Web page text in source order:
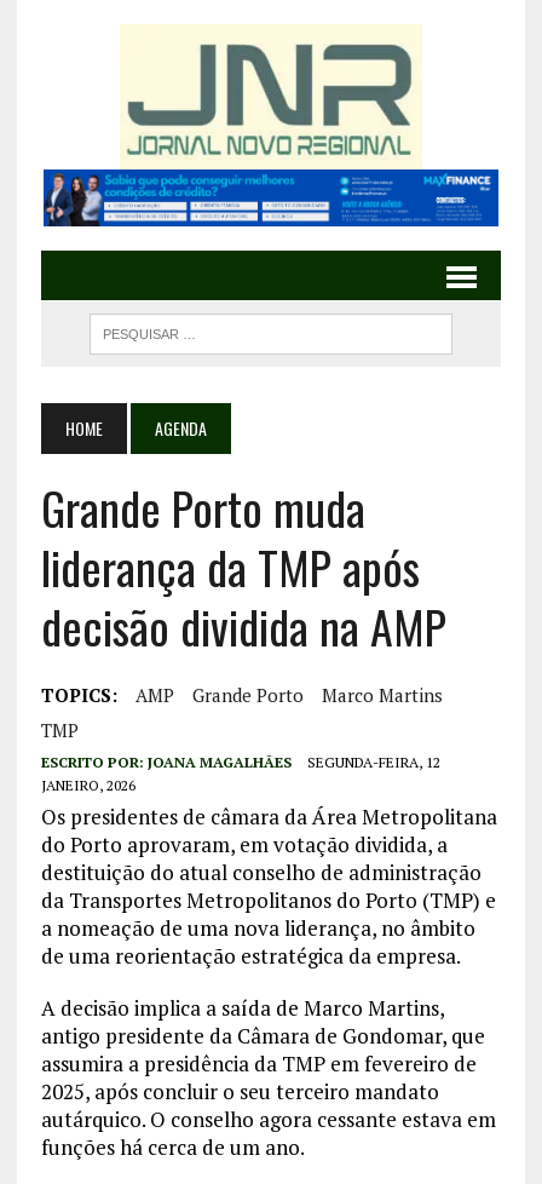
HOME AGENDA
Grande Porto muda
liderança da TMP após
decisão dividida na AMP
TOPICS: AMP Grande Porto
Marco Martins
TMP
ESCRITO POR: JOANA MAGALHÃES
SEGUNDA-FEIRA, 12
JANEIRO, 2026
Os presidentes de câmara da Área Metropolitana
do Porto aprovaram, em votação dividida, a
destituição do atual conselho de administração
da Transportes Metropolitanos do Porto (TMP) e
a nomeação de uma nova liderança, no âmbito
de uma reorientação estratégica da empresa.
A decisão implica a saída de Marco Martins,
antigo presidente da Câmara de Gondomar, que
assumira a presidência da TMP em fevereiro de
2025, após concluir o seu terceiro mandato
autárquico. O conselho agora cessante estava em
funções há cerca de um ano.